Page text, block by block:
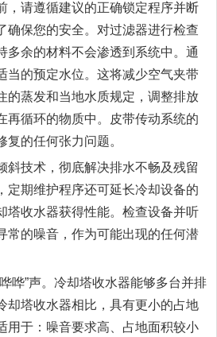
，请遵循建议的正确锁定程序并断
确保您的安全。对过滤器进行检查
多余的材料不会渗透到系统中。通
当的预定水位。这将减少空气夹带
的蒸发和当地水质规定，调整排放
再循环的物质中。皮带传动系统的
的任何张力问题。
斜技术，彻底解决排水不畅及残留
定期维护程序还可延长冷却设备的
塔收水器获得性能。检查设备并听
常的噪音，作为可能出现的任何潜
哗”声。冷却塔收水器能够多台并排
却塔收水器相比，具有更小的占地
用于：噪音要求高、占地面积较小